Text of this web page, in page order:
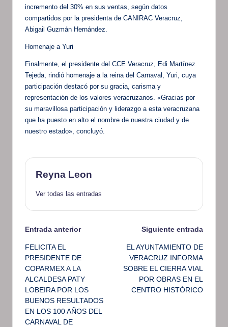
incremento del 30% en sus ventas, según datos
compartidos por la presidenta de CANIRAC Veracruz,
Abigail Guzmán Hernández.
Homenaje a Yuri
Finalmente, el presidente del CCE Veracruz, Edi Martínez
Tejeda, rindió homenaje a la reina del Carnaval, Yuri, cuya
participación destacó por su gracia, carisma y
representación de los valores veracruzanos. «Gracias por
su maravillosa participación y liderazgo a esta veracruzana
que ha puesto en alto el nombre de nuestra ciudad y de
nuestro estado», concluyó.
Reyna Leon
Ver todas las entradas
Navegación
de
entradas
Entrada anterior
FELICITA EL
PRESIDENTE DE
COPARMEX A LA
ALCALDESA PATY
LOBEIRA POR LOS
BUENOS RESULTADOS
EN LOS 100 AÑOS DEL
CARNAVAL DE
Siguiente entrada
EL AYUNTAMIENTO DE
VERACRUZ INFORMA
SOBRE EL CIERRA VIAL
POR OBRAS EN EL
CENTRO HISTÓRICO